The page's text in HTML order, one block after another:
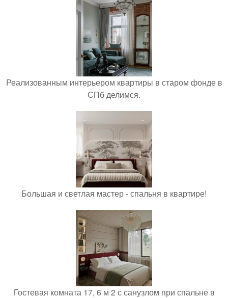
Реализованным интерьером квартиры в старом фонде в
СПб делимся.
Большая и светлая мастер - спальня в квартире!
Гостевая комната 17, 6 м 2 с санузлом при спальне в